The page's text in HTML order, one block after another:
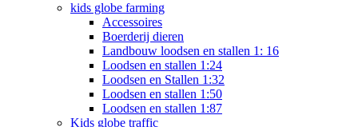
kids globe farming
Accessoires
Boerderij dieren
Landbouw loodsen en stallen 1: 16
Loodsen en stallen 1:24
Loodsen en Stallen 1:32
Loodsen en stallen 1:50
Loodsen en stallen 1:87
Kids globe traffic